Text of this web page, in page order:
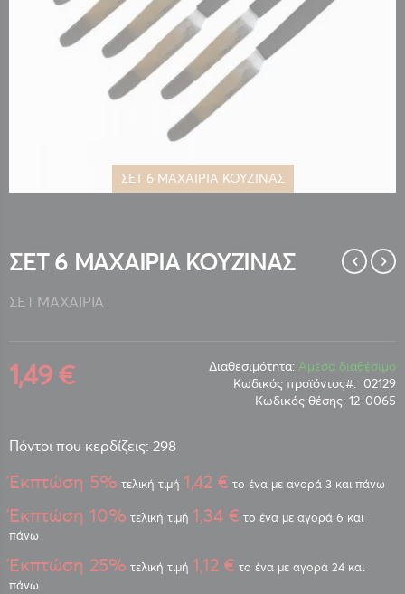
ΣΕΤ 6 ΜΑΧΑΙΡΙΑ ΚΟΥΖΙΝΑΣ
της
συλλογής
ΣΕΤ 6 ΜΑΧΑΙΡΙΑ ΚΟΥΖΙΝΑΣ
ΣΕΤ ΜΑΧΑΙΡΙΑ
1,49 € Διαθεσιμότητα: Άμεσα διαθέσιμο
Κωδικός προϊόντος
02129
Κωδικός θέσης: 12-0065
Πόντοι που κερδίζεις: 298
Έκπτώση 5% τελική τιμή 1,42 € το ένα με αγορά 3 και πάνω
Έκπτώση 10% τελική τιμή 1,34 € το ένα με αγορά 6 και
πάνω
Έκπτώση 25% τελική τιμή 1,12 € το ένα με αγορά 24 και
πάνω